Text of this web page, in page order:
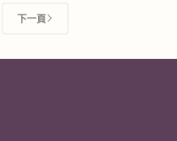
下一頁